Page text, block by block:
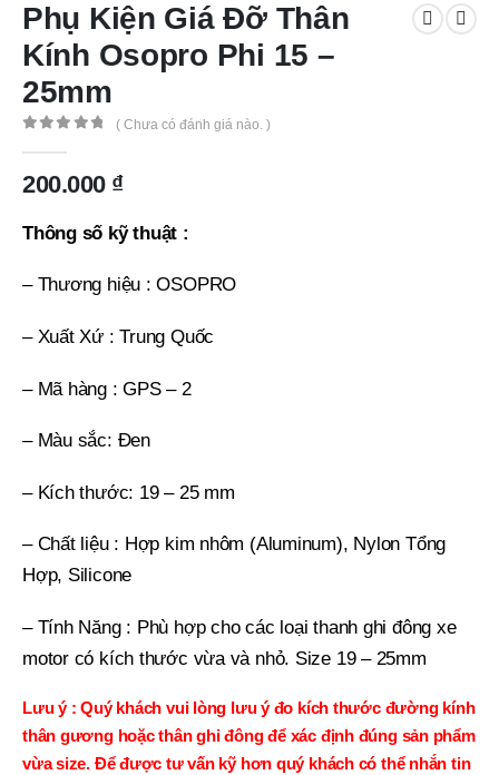
Phụ Kiện Giá Đỡ Thân
Kính Osopro Phi 15 –
25mm
( Chưa có đánh giá nào. )
200.000 ₫
Thông số kỹ thuật :
– Thương hiệu : OSOPRO
– Xuất Xứ : Trung Quốc
– Mã hàng : GPS – 2
– Màu sắc: Đen
– Kích thước: 19 – 25 mm
– Chất liệu : Hợp kim nhôm (Aluminum), Nylon Tổng
Hợp, Silicone
– Tính Năng : Phù hợp cho các loại thanh ghi đông xe
motor có kích thước vừa và nhỏ. Size 19 – 25mm
Lưu ý : Quý khách vui lòng lưu ý đo kích thước đường kính
thân gương hoặc thân ghi đông để xác định đúng sản phẩm
vừa size. Để được tư vấn kỹ hơn quý khách có thể nhắn tin